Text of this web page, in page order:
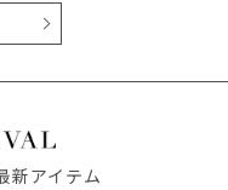
新アイテム